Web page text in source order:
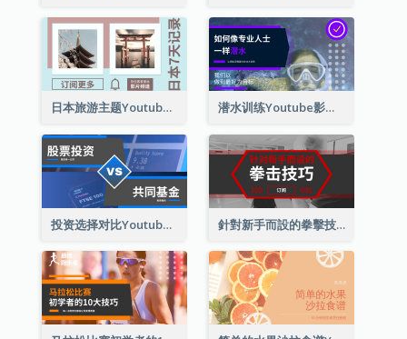
日本旅游主题Youtube影片缩图 潜水训练Youtube影片缩图
投资选择对比Youtube影片缩图 針對新手而設的拳擊技巧Youtube影片縮圖